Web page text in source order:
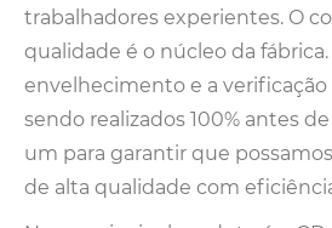
trabalhadores experientes. O
qualidade é o núcleo da
envelhecimento e a
sendo realizados 100% antes
um para garantir que
de alta qualidade com